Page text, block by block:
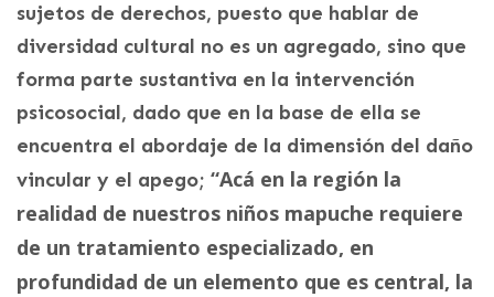
sujetos de derechos, puesto que hablar de
diversidad cultural no es un agregado, sino que
forma parte sustantiva en la intervención
psicosocial, dado que en la base de ella se
encuentra el abordaje de la dimensión del daño
vincular y el apego; “Acá en la región la
realidad de nuestros niños mapuche requiere
de un tratamiento especializado, en
profundidad de un elemento que es central, la